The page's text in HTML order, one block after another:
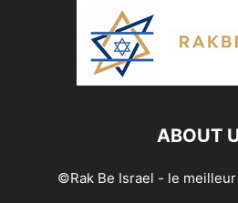
ABOUT
©Rak Be Israel - le